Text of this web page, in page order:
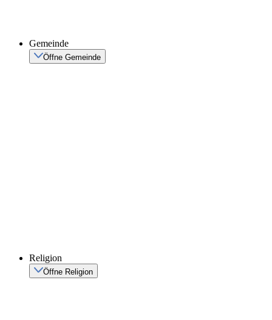
Gemeinde
Öffne Gemeinde
Religion
Öffne Religion